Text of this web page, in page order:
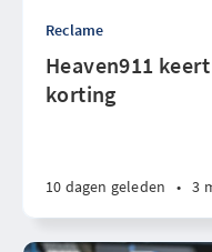
Reclame
Heaven911
korting
10 dagen geleden • 3